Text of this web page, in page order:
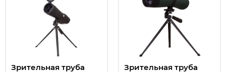
Зрительная труба
Зрительная труба